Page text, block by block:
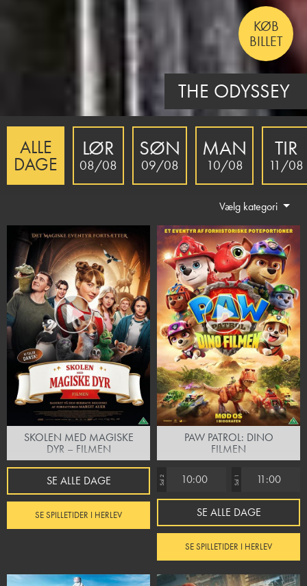
KØB
BILLET
THE INVITE
ALLE
DAGE
LØR
08/08
SØN
09/08
MAN
10/08
TIR
11/08
Vælg kategori
SKOLEN MED MAGISKE
DYR – FILMEN
SE ALLE DAGE
SE SPILLETIDER I HERLEV
PAW PATROL: DINO
FILMEN
Sal 2 10:00 Sal 1 11:00
SE ALLE DAGE
SE SPILLETIDER I HERLEV